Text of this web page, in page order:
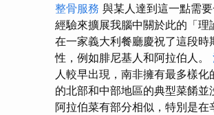
整骨服務 與某人達到這一點需
經驗來擴展我腦中關於此的「理
在一家義大利餐廳慶祝了這段
性，例如腓尼基人和阿拉伯人。
人較早出現，南非擁有最多樣化
的北部和中部地區的典型菜餚並
阿拉伯菜有部分相似，特別是在